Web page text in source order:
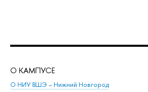
О КАМПУСЕ
О НИУ ВШЭ – Нижний Новгород